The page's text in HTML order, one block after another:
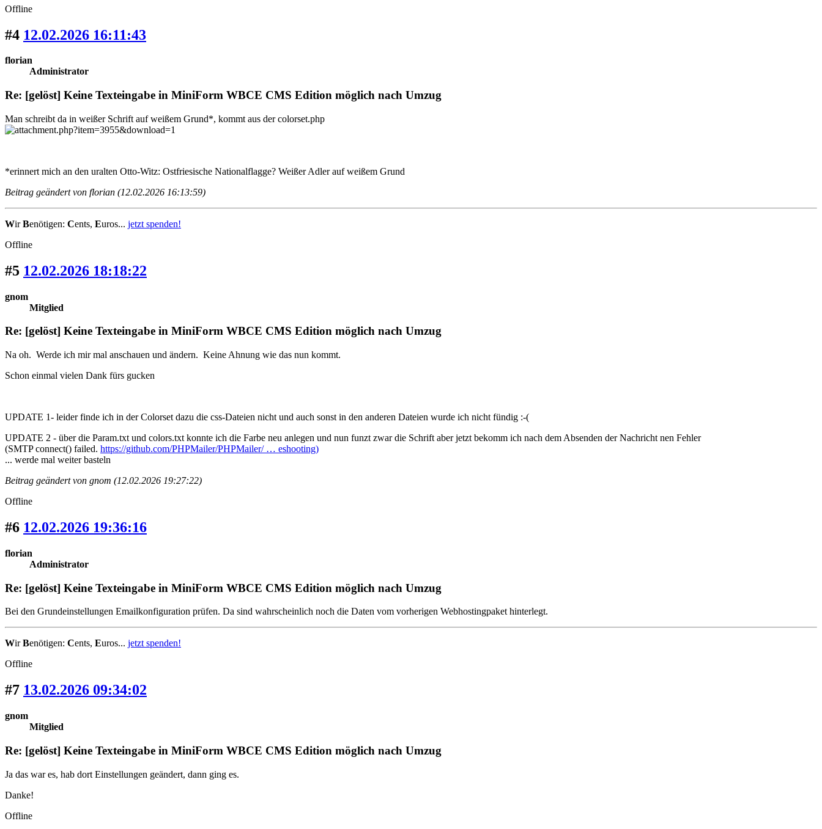
Offline
#4 12.02.2026 16:11:43
florian
Administrator
Re: [gelöst] Keine Texteingabe in MiniForm WBCE CMS Edition möglich nach Umzug
Man schreibt da in weißer Schrift auf weißem Grund*, kommt aus der colorset.php
*erinnert mich an den uralten Otto-Witz: Ostfriesische Nationalflagge? Weißer Adler auf weißem Grund
Beitrag geändert von florian (12.02.2026 16:13:59)
WirBenötigen: Cents, Euros... jetzt spenden!
Offline
#5 12.02.2026 18:18:22
gnom
Mitglied
Re: [gelöst] Keine Texteingabe in MiniForm WBCE CMS Edition möglich nach Umzug
Na oh. Werde ich mir mal anschauen und ändern. Keine Ahnung wie das nun kommt.
Schon einmal vielen Dank fürs gucken
UPDATE 1- leider finde ich in der Colorset dazu die css-Dateien nicht und auch sonst in den anderen Dateien wurde ich nicht fündig :-(
UPDATE 2 - über die Param.txt und colors.txt konnte ich die Farbe neu anlegen und nun funzt zwar die Schrift aber jetzt bekomm ich nach dem Absenden der Nachricht nen Fehler
(SMTP connect() failed. https://github.com/PHPMailer/PHPMailer/ … eshooting)
... werde mal weiter basteln
Beitrag geändert von gnom (12.02.2026 19:27:22)
Offline
#6 12.02.2026 19:36:16
florian
Administrator
Re: [gelöst] Keine Texteingabe in MiniForm WBCE CMS Edition möglich nach Umzug
Bei den Grundeinstellungen Emailkonfiguration prüfen. Da sind wahrscheinlich noch die Daten vom vorherigen Webhostingpaket hinterlegt.
WirBenötigen: Cents, Euros... jetzt spenden!
Offline
#7 13.02.2026 09:34:02
gnom
Mitglied
Re: [gelöst] Keine Texteingabe in MiniForm WBCE CMS Edition möglich nach Umzug
Ja das war es, hab dort Einstellungen geändert, dann ging es.
Danke!
Offline